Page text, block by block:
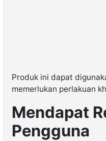
Produk ini dapat
memerlukan perlakuan
Mendapat
Pengguna